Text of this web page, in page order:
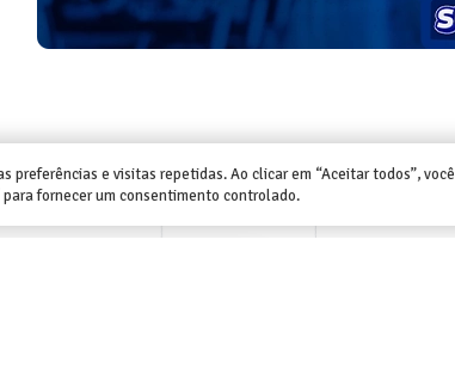
preferências e visitas repetidas. Ao clicar em “Aceitar todos”, você
fornecer um consentimento controlado.